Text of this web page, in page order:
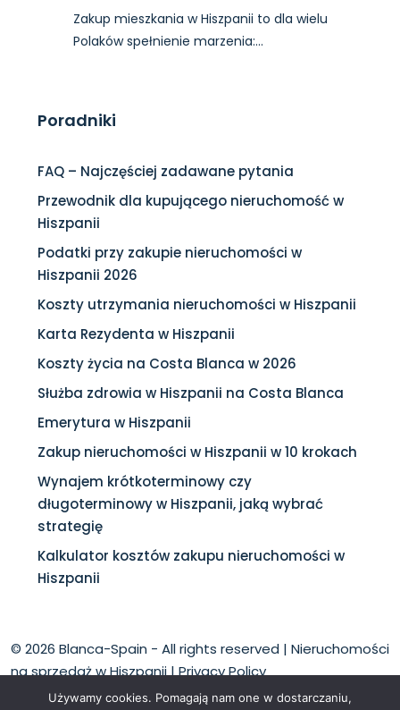
Zakup mieszkania w Hiszpanii to dla wielu
Polaków spełnienie marzenia:…
Poradniki
FAQ – Najczęściej zadawane pytania
Przewodnik dla kupującego nieruchomość w
Hiszpanii
Podatki przy zakupie nieruchomości w
Hiszpanii 2026
Koszty utrzymania nieruchomości w Hiszpanii
Karta Rezydenta w Hiszpanii
Koszty życia na Costa Blanca w 2026
Służba zdrowia w Hiszpanii na Costa Blanca
Emerytura w Hiszpanii
Zakup nieruchomości w Hiszpanii w 10 krokach
Wynajem krótkoterminowy czy
długoterminowy w Hiszpanii, jaką wybrać
strategię
Kalkulator kosztów zakupu nieruchomości w
Hiszpanii
© 2026 Blanca-Spain - All rights reserved | Nieruchomości
na sprzedaż w Hiszpanii|Privacy Policy
Używamy cookies. Pomagają nam one w dostarczaniu,